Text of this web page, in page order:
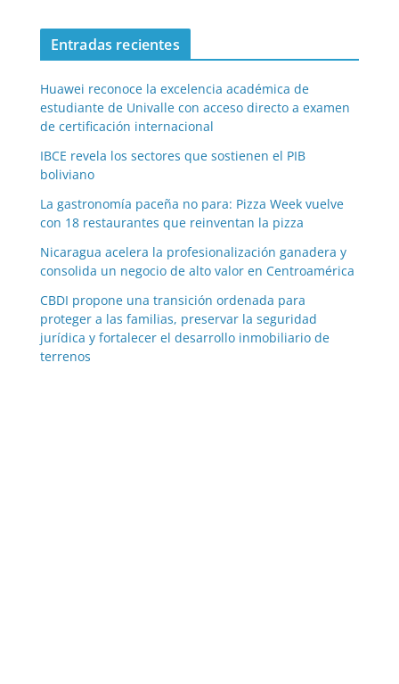
Entradas recientes
Huawei reconoce la excelencia académica de
estudiante de Univalle con acceso directo a examen
de certificación internacional
IBCE revela los sectores que sostienen el PIB
boliviano
La gastronomía paceña no para: Pizza Week vuelve
con 18 restaurantes que reinventan la pizza
Nicaragua acelera la profesionalización ganadera y
consolida un negocio de alto valor en Centroamérica
CBDI propone una transición ordenada para
proteger a las familias, preservar la seguridad
jurídica y fortalecer el desarrollo inmobiliario de
terrenos